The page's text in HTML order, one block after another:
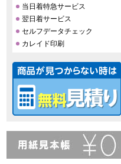
当日着特急サービス
翌日着サービス
セルフデータチェック
カレイド印刷